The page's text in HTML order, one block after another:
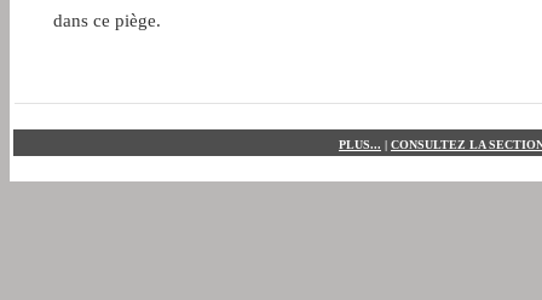
dans ce piège.
PLUS... | CONSULTEZ LA